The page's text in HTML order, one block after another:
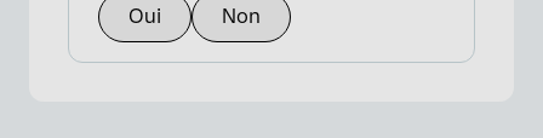
Oui
Non